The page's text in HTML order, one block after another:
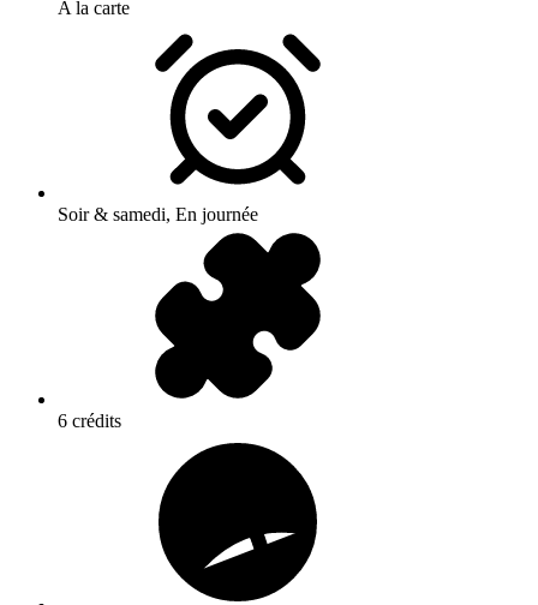
A la carte
Soir & samedi, En journée
6 crédits